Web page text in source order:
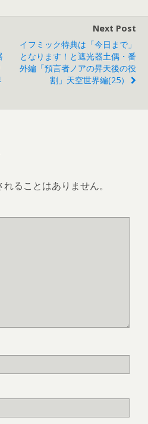
Next Post
イフミック特典は「今日まで」
となります！と遮光器土偶・番
外編「預言者ノアの昇天後の役
割」天空世界編(25）
ることはありません。